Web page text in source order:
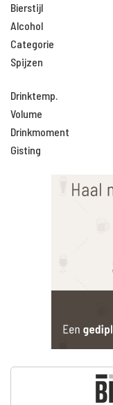
Bierstijl
Alcohol
Categorie
Spijzen
Drinktemp.
Volume
Drinkmoment
Gisting